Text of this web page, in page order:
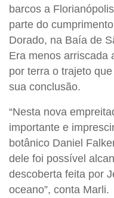
barcos a
parte do
Dorado, na Baía de
Era menos arriscada
por terra o trajeto
sua conclusão.
“Nesta nova
importante e
botânico Daniel
dele foi possível
descoberta feita por
oceano”, conta Marli.